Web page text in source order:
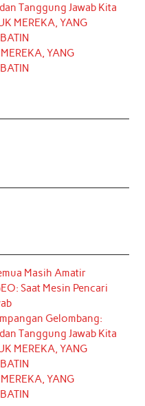
Tanggung Jawab Kita
MEREKA, YANG
YANG
Masih Amatir
Saat Mesin Pencari
Gelombang:
Tanggung Jawab Kita
MEREKA, YANG
YANG